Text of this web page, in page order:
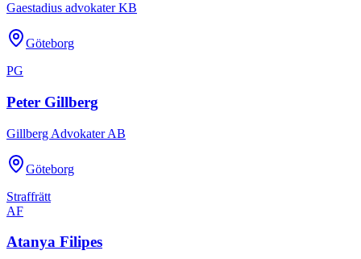
Gaestadius advokater KB
Göteborg
PG
Peter Gillberg
Gillberg Advokater AB
Göteborg
Straffrätt
AF
Atanya Filipes